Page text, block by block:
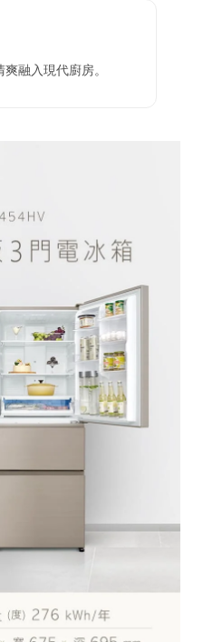
融入現代廚房。